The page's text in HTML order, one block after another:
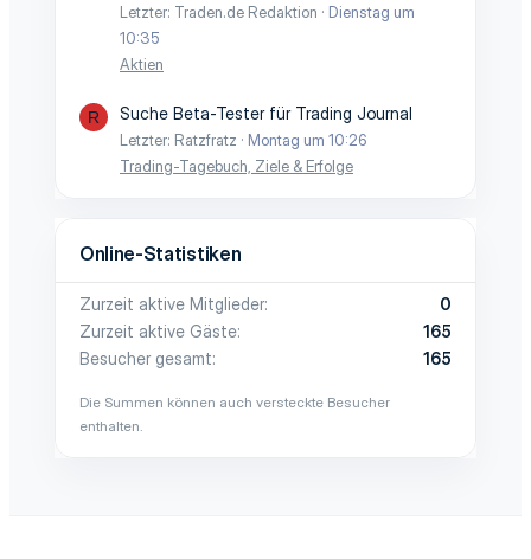
Letzter: Traden.de Redaktion
Dienstag um
10:35
Aktien
R Suche Beta-Tester für Trading Journal
Letzter: Ratzfratz
Montag um 10:26
Trading-Tagebuch, Ziele & Erfolge
Online-Statistiken
Zurzeit aktive Mitglieder
0
Zurzeit aktive Gäste
165
Besucher gesamt
165
Die Summen können auch versteckte Besucher
enthalten.